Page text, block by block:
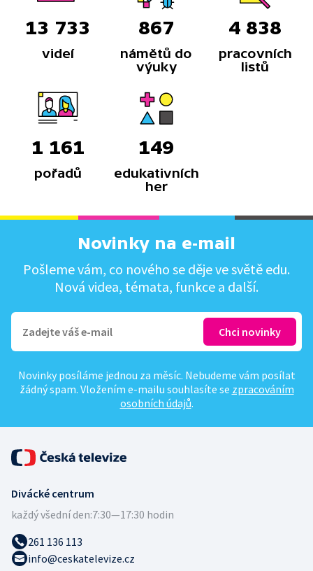
13 733
videí
867
námětů do
výuky
4 838
pracovních
listů
1 161
pořadů
149
edukativních
her
Novinky na e-mail
Pošleme vám, co nového se děje ve světě edu.
Nová videa, témata, funkce a další.
Novinky posíláme jednou za měsíc. Nebudeme vám posílat
žádný spam. Vložením e-mailu souhlasíte se zpracováním
osobních údajů.